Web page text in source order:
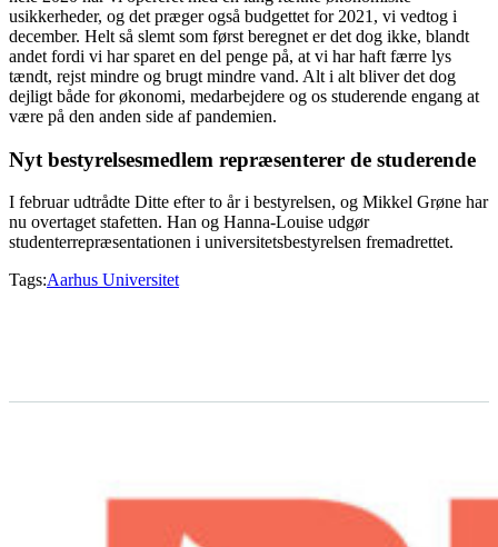
usikkerheder, og det præger også budgettet for 2021, vi vedtog i
december. Helt så slemt som først beregnet er det dog ikke, blandt
andet fordi vi har sparet en del penge på, at vi har haft færre lys
tændt, rejst mindre og brugt mindre vand. Alt i alt bliver det dog
dejligt både for økonomi, medarbejdere og os studerende engang at
være på den anden side af pandemien.
Nyt bestyrelsesmedlem repræsenterer de studerende
I februar udtrådte Ditte efter to år i bestyrelsen, og Mikkel Grøne har
nu overtaget stafetten. Han og Hanna-Louise udgør
studenterrepræsentationen i universitetsbestyrelsen fremadrettet.
Tags:Aarhus Universitet